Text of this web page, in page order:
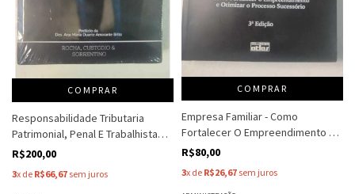
COMPRAR
Responsabilidade Tributaria
Patrimonial, Penal E Trabalhista
Dos Administradores De Pessoas
Brito
R$200,00
3x de R$66,67 sem juros
COMPRAR
Empresa Familiar - Como
Fortalecer O Empreendimento E
Otimizar O Processo Sucessorio -
Oliveira
R$80,00
3x de R$26,67 sem juros